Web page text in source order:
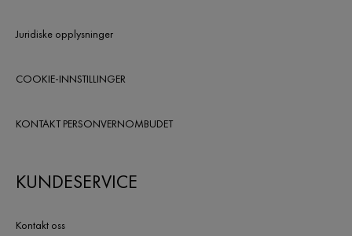
Juridiske opplysninger
COOKIE-INNSTILLINGER
KONTAKT PERSONVERNOMBUDET
KUNDESERVICE
Kontakt oss